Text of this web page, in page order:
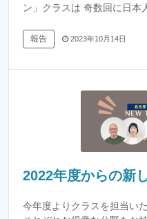
ン」クラスは 奇数回に日
報告 2023年10月14日
2022年度からの新
今年度よりクラスを担当い